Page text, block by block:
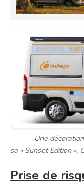
Une
sa « Sunset Edition »,
Prise de